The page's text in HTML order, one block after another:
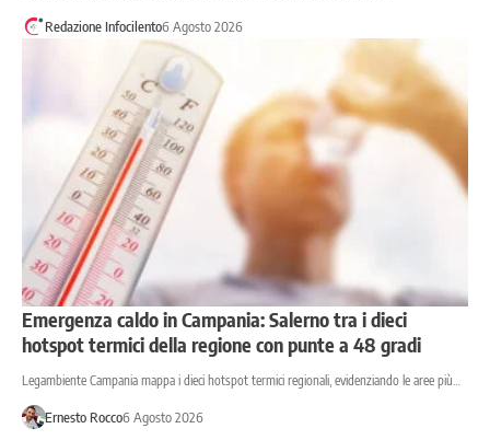
Redazione Infocilento6 Agosto 2026
Emergenza caldo in Campania: Salerno tra i dieci
hotspot termici della regione con punte a 48 gradi
Legambiente Campania mappa i dieci hotspot termici regionali, evidenziando le aree più…
Ernesto Rocco6 Agosto 2026